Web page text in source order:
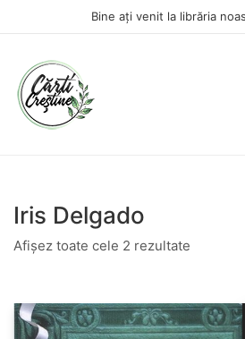
Bine ați venit la librăria
Iris Delgado
Afișez toate cele 2 rezultate